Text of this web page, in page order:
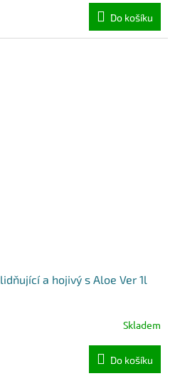
Do košíku
a hojivý s Aloe Ver 1l
Skladem
Do košíku